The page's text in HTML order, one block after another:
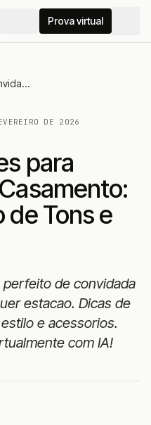
Prova virtual
Vestidos Verdes para Convidada de Casamento: Guia Completo de Tons e Estilos
DE 2026
para
de Tons e
de convidada
estacao. Dicas de
e acessorios.
com IA!